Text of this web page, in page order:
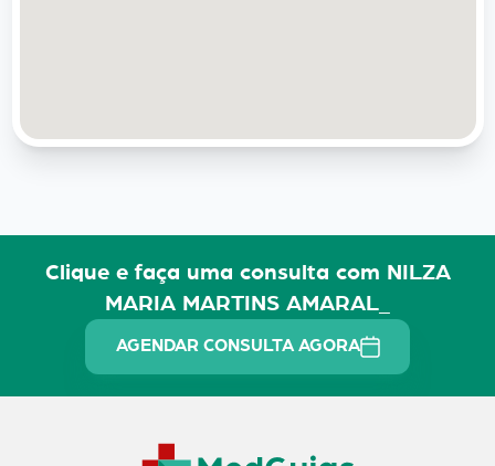
Clique e faça uma consulta com NILZA
MARIA MARTINS AMARAL_
AGENDAR CONSULTA AGORA